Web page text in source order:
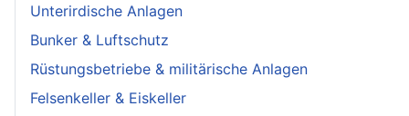
Unterirdische Anlagen
Bunker & Luftschutz
Rüstungsbetriebe & militärische Anlagen
Felsenkeller & Eiskeller